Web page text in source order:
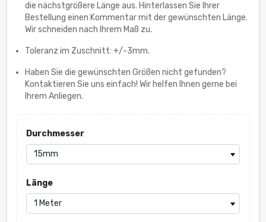
die nächstgrößere Länge aus. Hinterlassen Sie Ihrer
Bestellung einen Kommentar mit der gewünschten Länge.
Wir schneiden nach Ihrem Maß zu.
Toleranz im Zuschnitt: +/-3mm.
Haben Sie die gewünschten Größen nicht gefunden?
Kontaktieren Sie uns einfach! Wir helfen Ihnen gerne bei
Ihrem Anliegen.
Durchmesser
Länge